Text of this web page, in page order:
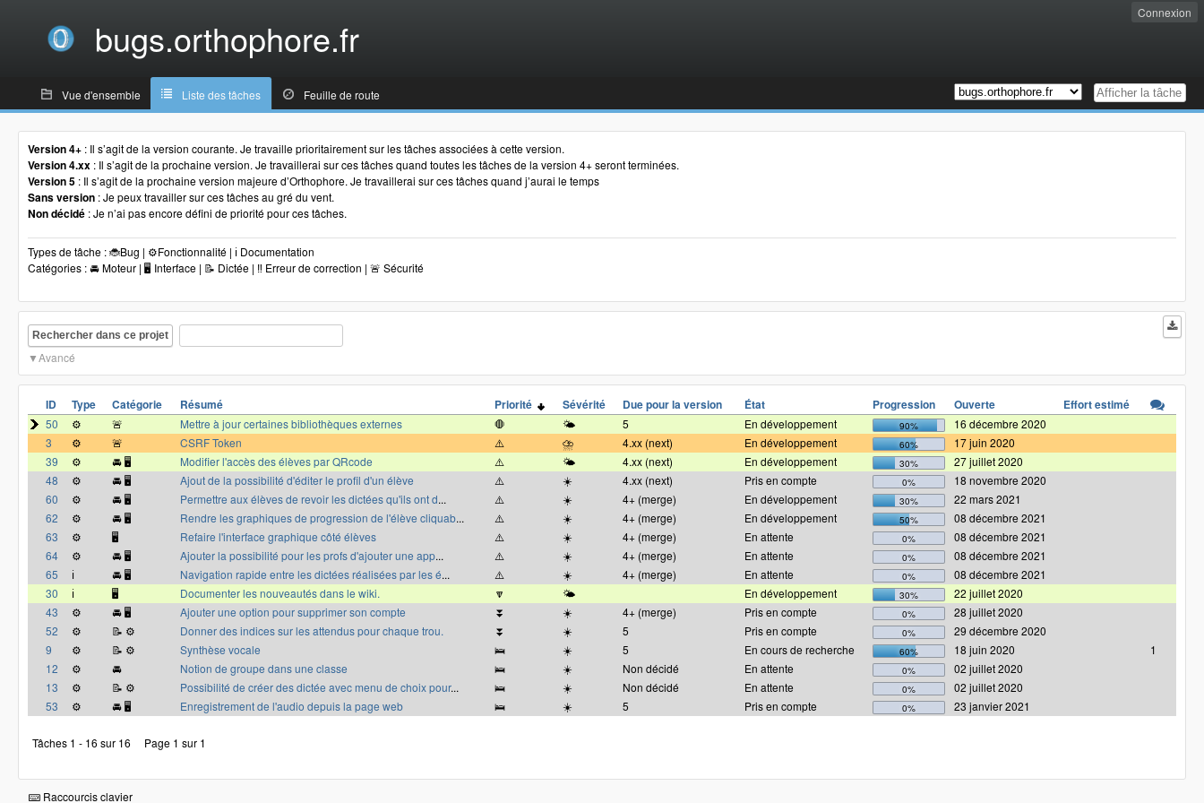
bugs.orthophore.fr
Connexion
Vue d'ensemble Liste des tâches Feuille de route
Version 4+ : Il s’agit de la version courante. Je travaille prioritairement sur les tâches associées à cette version.
Version 4.xx : Il s’agit de la prochaine version. Je travaillerai sur ces tâches quand toutes les tâches de la version 4+ seront terminées.
Version 5 : Il s’agit de la prochaine version majeure d’Orthophore. Je travaillerai sur ces tâches quand j’aurai le temps
Sans version : Je peux travailler sur ces tâches au gré du vent.
Non décidé : Je n’ai pas encore défini de priorité pour ces tâches.
Types de tâche : 🐞Bug | ⚙️Fonctionnalité | ℹ️ Documentation
Catégories : 🚘 Moteur | 🖥 Interface | 📝 Dictée | ‼️ Erreur de correction | 🚨 Sécurité
Rechercher dans ce projet
Avancé
ID Type Catégorie Résumé Priorité Sévérité Due pour la version État Progression Ouverte Effort estimé
50 ⚙️ 🚨 Mettre à jour certaines bibliothèques externes 🛑 🌤 5 En développement 90%
16 décembre 2020
3
⚙️ 🚨 CSRF Token ⚠️ ⛈ 4.xx (next) En développement 60%
17 juin 2020
39
⚙️ 🚘 🖥 Modifier l'accès des élèves par QRcode ⚠️ 🌤 4.xx (next) En développement 30%
27 juillet 2020
48
⚙️ 🚘 🖥 Ajout de la possibilité d'éditer le profil d'un élève ⚠️ ☀️ 4.xx (next) Pris en compte 0%
18 novembre 2020
60
⚙️ 🚘 🖥 Permettre aux élèves de revoir les dictées qu'ils ont d... ⚠️ ☀️ 4+ (merge) En développement 30%
22 mars 2021
62
⚙️ 🚘 🖥 Rendre les graphiques de progression de l'élève cliquab... ⚠️ ☀️ 4+ (merge) En développement 50%
08 décembre 2021
63
⚙️ 🖥 Refaire l'interface graphique côté élèves ⚠️ ☀️ 4+ (merge) En attente 0%
08 décembre 2021
64
⚙️ 🚘 🖥 Ajouter la possibilité pour les profs d'ajouter une app... ⚠️ ☀️ 4+ (merge) En attente 0%
08 décembre 2021
65
ℹ️ 🚘 🖥 Navigation rapide entre les dictées réalisées par les é... ⚠️ ☀️ 4+ (merge) En attente 0%
08 décembre 2021
30
ℹ️ 🖥 Documenter les nouveautés dans le wiki. 🔽 🌤 En développement 30%
22 juillet 2020
43
⚙️ 🚘 🖥 Ajouter une option pour supprimer son compte ⏬ ☀️ 4+ (merge) Pris en compte 0%
28 juillet 2020
52
⚙️ 📝 ⚙️ Donner des indices sur les attendus pour chaque trou. ⏬ ☀️ 5 Pris en compte 0%
29 décembre 2020
9
⚙️ 📝 ⚙️ Synthèse vocale 🛌 ☀️ 5 En cours de recherche 60% 18 juin 2020
1
12
⚙️ 🚘 Notion de groupe dans une classe 🛌 ☀️ Non décidé En attente 0%
02 juillet 2020
13
⚙️ 📝 ⚙️ Possibilité de créer des dictée avec menu de choix pour... 🛌 ☀️ Non décidé En attente 0%
02 juillet 2020
53
⚙️ 🚘 🖥 Enregistrement de l'audio depuis la page web 🛌 ☀️ 5 Pris en compte 0% 23 janvier 2021
Tâches 1 - 16 sur 16 Page 1 sur 1
Raccourcis clavier